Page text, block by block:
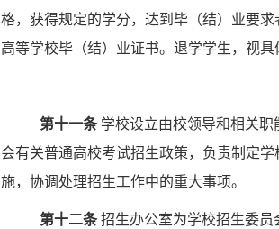
格， 获得规定的学分，达到毕 （结） 业要求
高等学校毕（结）业证书。退学学生，视
第十一条 学校设立由校领导和相关
会有关普通高校考试招生政策，负责制定
施，协调处理招生工作中的重大事项。
第十二条 招生办公室为学校招生委